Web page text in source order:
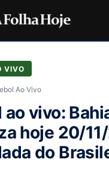
VIVO
Ao Vivo
ao vivo:
hoje 20/
do